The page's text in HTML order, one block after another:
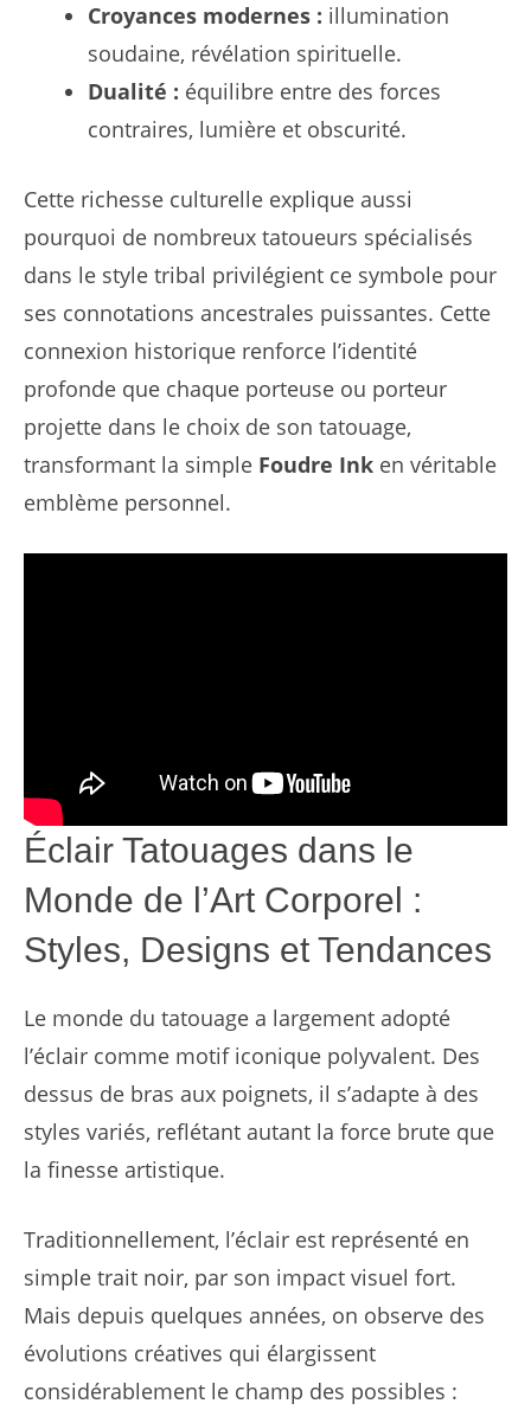
Croyances modernes : illumination
soudaine, révélation spirituelle.
Dualité : équilibre entre des forces
contraires, lumière et obscurité.
Cette richesse culturelle explique aussi
pourquoi de nombreux tatoueurs spécialisés
dans le style tribal privilégient ce symbole pour
ses connotations ancestrales puissantes. Cette
connexion historique renforce l’identité
profonde que chaque porteuse ou porteur
projette dans le choix de son tatouage,
transformant la simple Foudre Ink en véritable
emblème personnel.
Éclair Tatouages dans le
Monde de l’Art Corporel :
Styles, Designs et Tendances
Le monde du tatouage a largement adopté
l’éclair comme motif iconique polyvalent. Des
dessus de bras aux poignets, il s’adapte à des
styles variés, reflétant autant la force brute que
la finesse artistique.
Traditionnellement, l’éclair est représenté en
simple trait noir, par son impact visuel fort.
Mais depuis quelques années, on observe des
évolutions créatives qui élargissent
considérablement le champ des possibles :